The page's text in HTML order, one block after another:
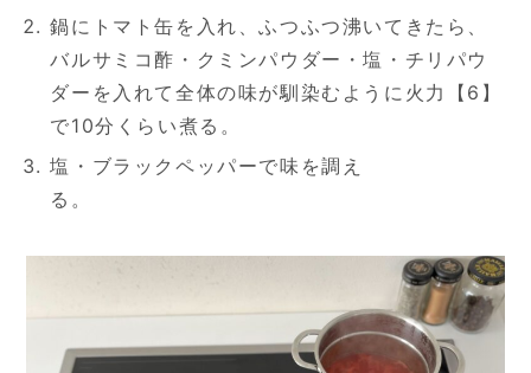
鍋にトマト缶を入れ、ふつふつ沸いてきたら、
バルサミコ酢・クミンパウダー・塩・チリパウ
ダーを入れて全体の味が馴染むように火力【6】
で10分くらい煮る。
塩・ブラックペッパーで味を調え
る。